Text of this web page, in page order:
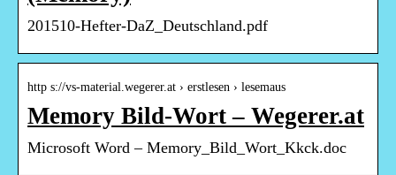
201510-Hefter-DaZ_Deutschland.pdf
http s://vs-material.wegerer.at › erstlesen › lesemaus
Memory Bild-Wort – Wegerer.at
Microsoft Word – Memory_Bild_Wort_Kkck.doc